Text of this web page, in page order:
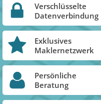
Verschlüsselte
Datenverbindung
Exklusives
Maklernetzwerk
Persönliche
Beratung